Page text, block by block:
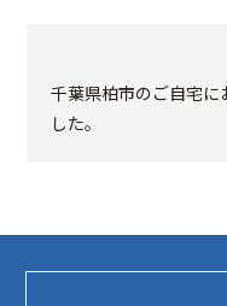
千葉県柏市のご自宅
した。